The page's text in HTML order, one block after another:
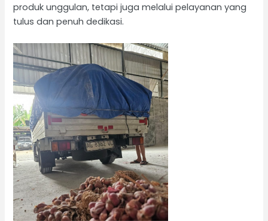
produk unggulan, tetapi juga melalui pelayanan yang
tulus dan penuh dedikasi.